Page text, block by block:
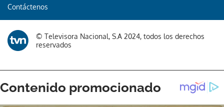
Contáctenos
© Televisora Nacional, S.A 2024, todos los derechos
reservados